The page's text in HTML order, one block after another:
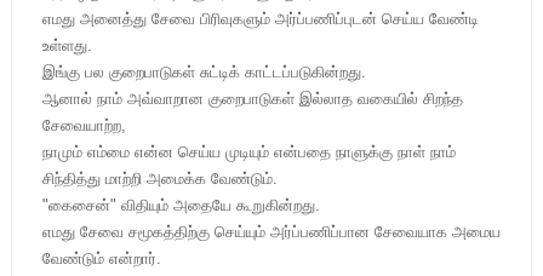
எமது அனைத்து சேவை பிரிவுகளும் அர்ப்பணிப்புடன் செய்ய வேண்டி
உள்ளது.
இங்கு பல குறைபாடுகள் சுட்டிக் காட்டப்படுகின்றது.
ஆனால் நாம் அவ்வாறான குறைபாடுகள் இல்லாத வகையில் சிறந்த
சேவையாற்ற,
நாமும் எம்மை என்ன செய்ய முடியும் என்பதை நாளுக்கு நாள் நாம்
சிந்தித்து மாற்றி அமைக்க வேண்டும்.
"கைசைன்" விதியும் அதையே கூறுகின்றது.
எமது சேவை சமூகத்திற்கு செய்யும் அர்ப்பணிப்பான சேவையாக அமைய
வேண்டும் என்றார்.